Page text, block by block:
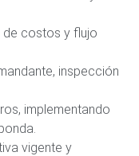
de costos y flujo
inspección
implementando
vigente y